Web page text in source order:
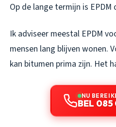
Op de lange termijn is
Ik adviseer meestal EPDM
mensen lang blijven wonen.
kan bitumen prima zijn. Het
NU
BEL 085